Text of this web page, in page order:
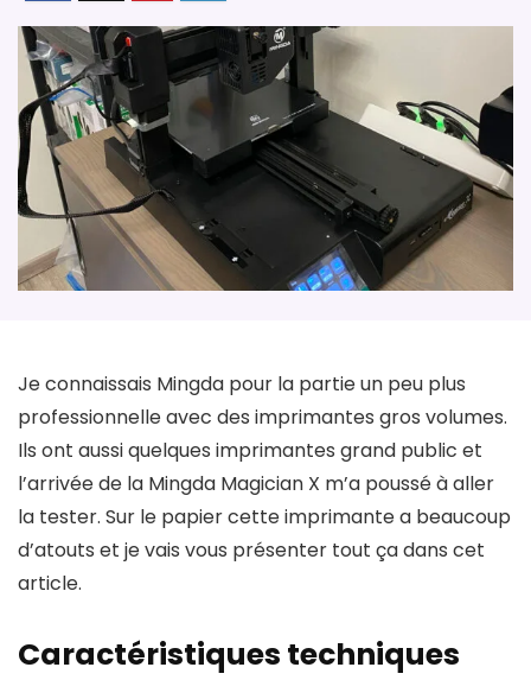
Je connaissais Mingda pour la partie un peu plus
professionnelle avec des imprimantes gros volumes.
Ils ont aussi quelques imprimantes grand public et
l’arrivée de la Mingda Magician X m’a poussé à aller
la tester. Sur le papier cette imprimante a beaucoup
d’atouts et je vais vous présenter tout ça dans cet
article.
Caractéristiques techniques